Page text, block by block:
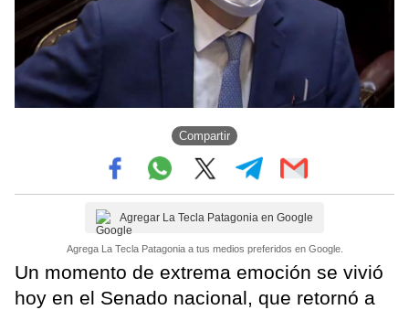
Compartir
Agregar La Tecla Patagonia en Google
Agrega La Tecla Patagonia a tus medios preferidos en Google.
Un momento de extrema emoción se vivió
hoy en el Senado nacional, que retornó a